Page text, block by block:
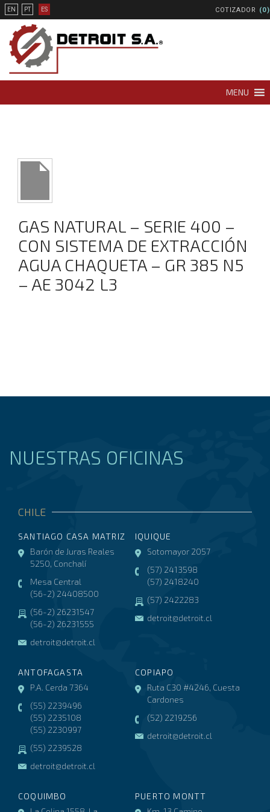
COTIZADOR (0)
EN PT ES
MENU
GAS NATURAL – SERIE 400 –
CON SISTEMA DE EXTRACCIÓN
AGUA CHAQUETA – GR 385 N5
– AE 3042 L3
NUESTRAS OFICINAS
CHILE
SANTIAGO CASA MATRIZ
Barón de Juras Reales
5250, Conchalí
Mesa Central
(56-2) 24408500
(56-2) 26231547
(56-2) 26231555
detroit@detroit.cl
IQUIQUE
Sotomayor 2057
(57) 2413598
(57) 2418240
(57) 2422283
detroit@detroit.cl
ANTOFAGASTA
P.A. Cerda 7364
(55) 2239496
(55) 2235108
(55) 2230997
(55) 2239528
detroit@detroit.cl
COPIAPO
Ruta C30 #4246, Cuesta
Cardones
(52) 2219256
detroit@detroit.cl
COQUIMBO
PUERTO MONTT